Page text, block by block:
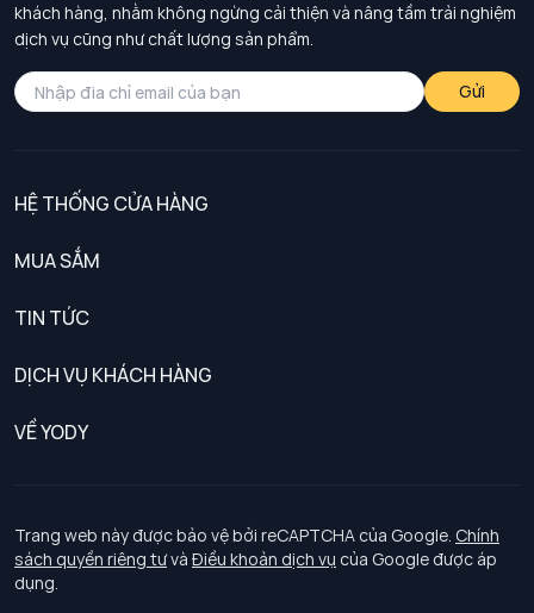
khách hàng, nhằm không ngừng cải thiện và nâng tầm trải nghiệm
dịch vụ cũng như chất lượng sản phẩm.
Gửi
HỆ THỐNG CỬA HÀNG
MUA SẮM
TIN TỨC
DỊCH VỤ KHÁCH HÀNG
Chính sách khách hàng thân thiết
Chính sách bảo vệ dữ liệu cá nhân
Chính sách thanh toán, giao nhận
VỀ YODY
Tuyển dụng
Trang web này được bảo vệ bởi reCAPTCHA của Google. Chính
sách quyền riêng tưvà Điều khoản dịch vụ của Google được áp
dụng.